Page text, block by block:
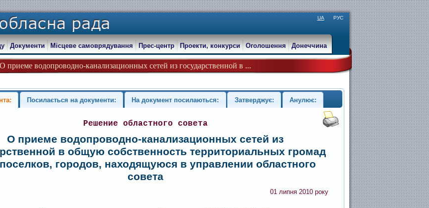
UA РУС
приеме водопроводно-канализационных сетей из государственной в ...
Документи Місцеве самоврядування Прес-центр Проекти, конкурси Оголошення Донеччина
Посилається на документи: На документ посилаються: Затверджує: Анулює:
Решение областного совета
О приеме водопроводно-канализационных сетей из
в общую собственность территориальных громад
городов, находящуюся в управлении областного
совета
01 липня 2010 року